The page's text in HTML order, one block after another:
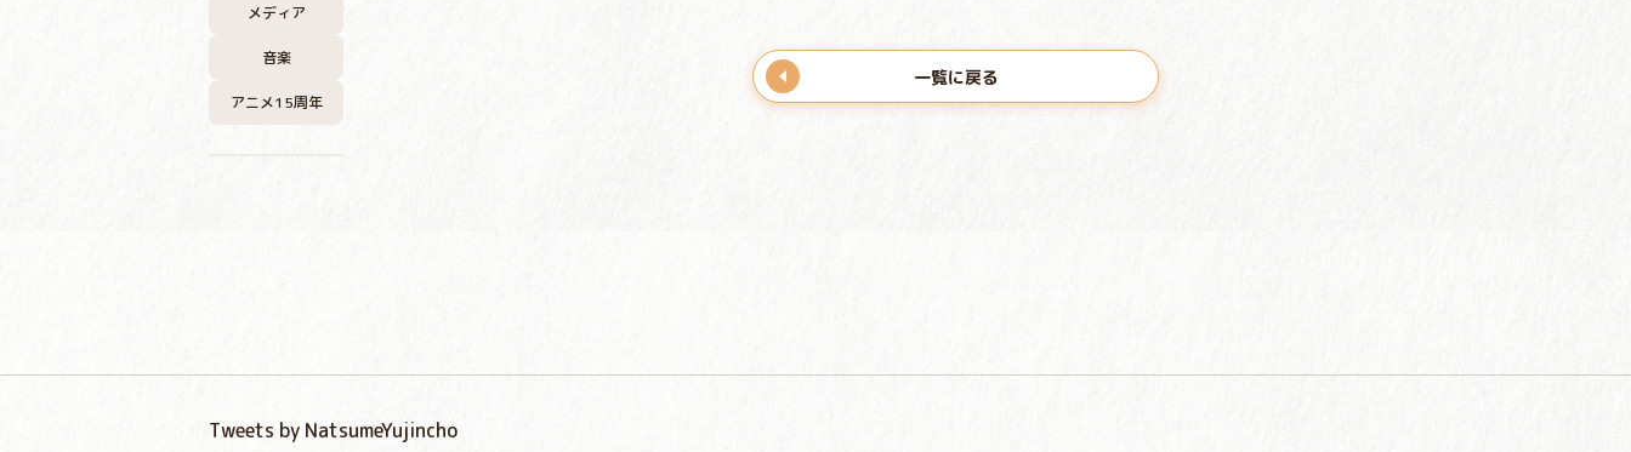
メディア
音楽
アニメ15周年
一覧に戻る
Tweets by NatsumeYujincho